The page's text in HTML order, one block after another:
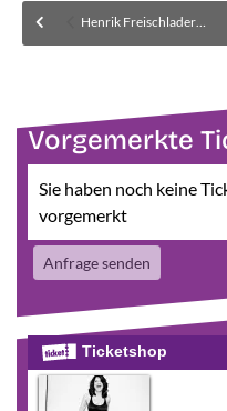
Henrik Freischlader Band (Quintett)
Vorgemerkte
Sie haben noch keine
vorgemerkt
Anfrage senden
Ticketshop